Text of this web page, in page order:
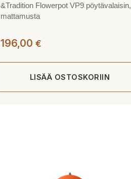
&Tradition Flowerpot VP9 pöytävalaisin,
mattamusta
196,00 €
LISÄÄ OSTOSKORIIN